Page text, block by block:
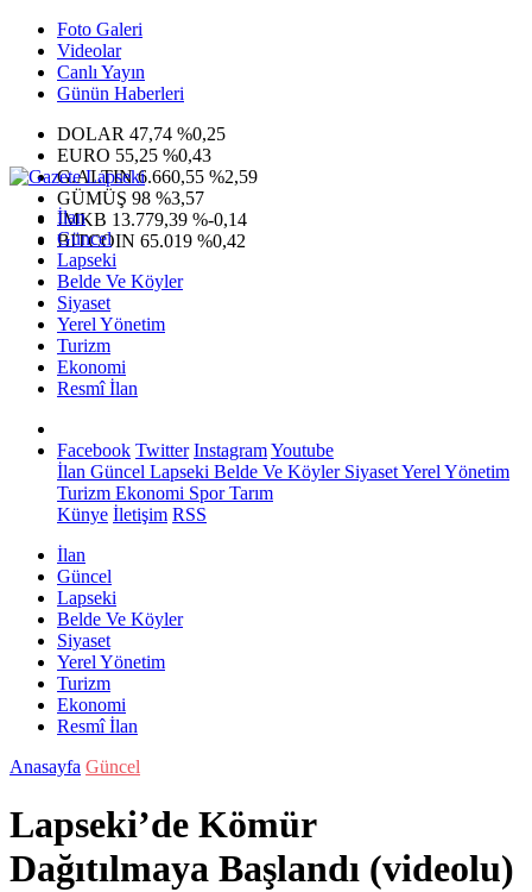
Foto Galeri
Videolar
Canlı Yayın
Günün Haberleri
DOLAR 47,74 %0,25
EURO 55,25 %0,43
G.ALTIN6.660,55 %2,59
GÜMÜŞ 98 %3,57
IMKB 13.779,39 %-0,14
BITCOIN 65.019 %0,42
İlan
Güncel
Lapseki
Belde Ve Köyler
Siyaset
Yerel Yönetim
Turizm
Ekonomi
Resmî İlan
Facebook Twitter InstagramYoutube
İlan Güncel Lapseki Belde Ve KöylerSiyasetYerel Yönetim
Turizm Ekonomi SporTarım
Künye İletişim RSS
İlan
Güncel
Lapseki
Belde Ve Köyler
Siyaset
Yerel Yönetim
Turizm
Ekonomi
Resmî İlan
Anasayfa Güncel
Lapseki’de Kömür
Dağıtılmaya Başlandı (videolu)